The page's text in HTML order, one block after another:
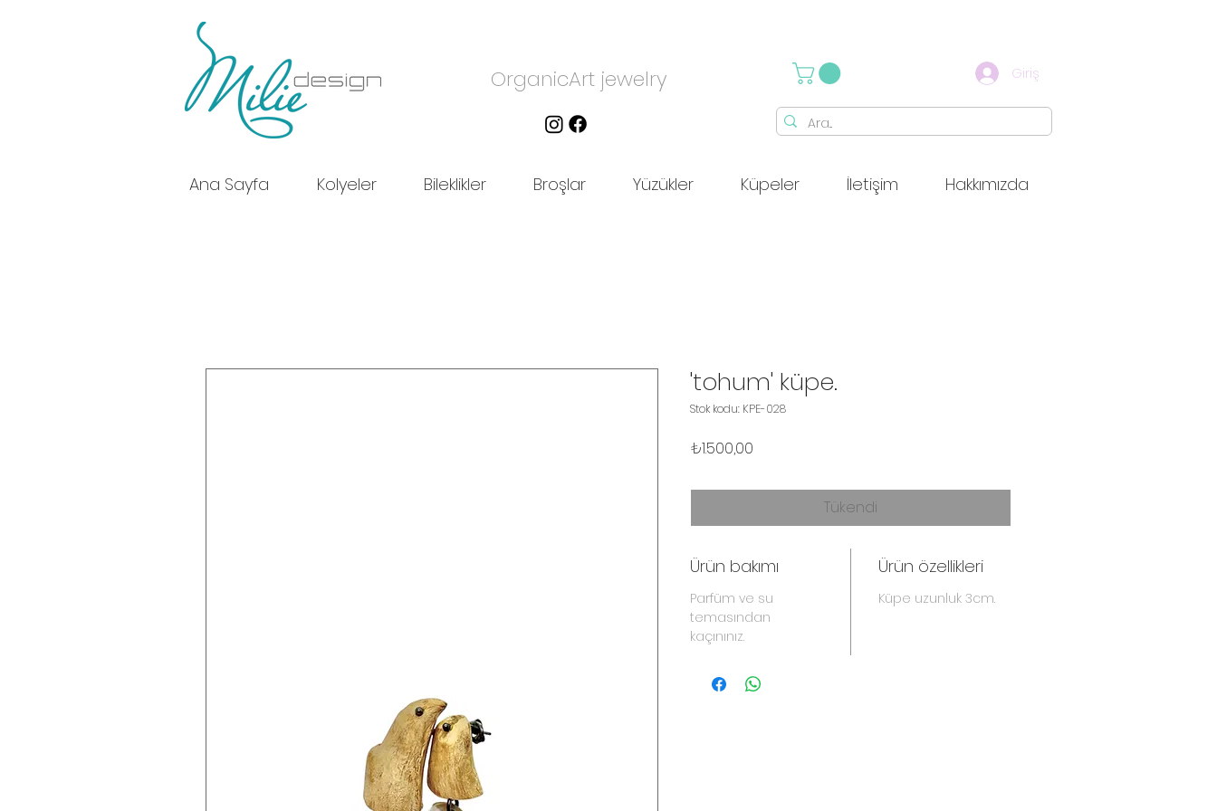
OrganicArt jewelry Giriş
Ana Sayfa Kolyeler Bileklikler Broşlar Yüzükler Küpeler İletişim Hakkımızda
'tohum' küpe.
Stok kodu: KPE-028
₺1.500,00
Tükendi
Ürün bakımı
Parfüm ve su
temasından
kaçınınız.
Ürün özellikleri
Küpe uzunluk 3cm.